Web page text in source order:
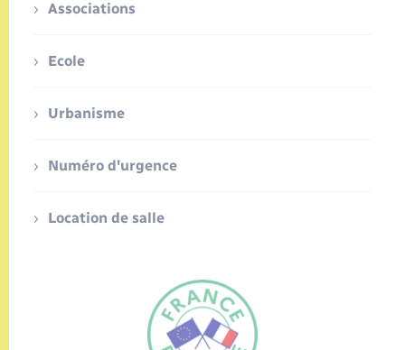
Associations
Ecole
Urbanisme
Numéro d'urgence
Location de salle